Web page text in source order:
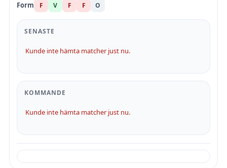
Form F V F F O
SENASTE
Kunde inte hämta matcher just nu.
KOMMANDE
Kunde inte hämta matcher just nu.